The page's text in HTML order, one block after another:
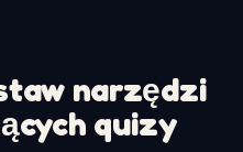
narzędzi
quizy